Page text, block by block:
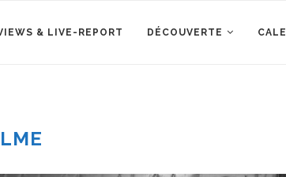
& LIVE-REPORT DÉCOUVERTE